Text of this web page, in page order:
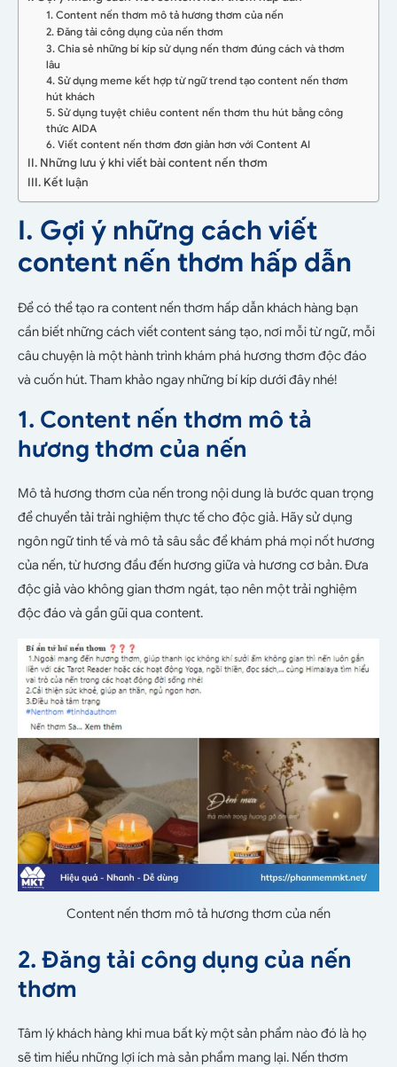
1. Content nến thơm mô tả hương thơm của nến
2. Đăng tải công dụng của nến thơm
3. Chia sẻ những bí kíp sử dụng nến thơm đúng cách và thơm
lâu
4. Sử dụng meme kết hợp từ ngữ trend tạo content nến thơm
hút khách
5. Sử dụng tuyệt chiêu content nến thơm thu hút bằng công
thức AIDA
6. Viết content nến thơm đơn giản hơn với Content AI
II. Những lưu ý khi viết bài content nến thơm
III. Kết luận
I. Gợi ý những cách viết
content nến thơm hấp dẫn
Để có thể tạo ra content nến thơm hấp dẫn khách hàng bạn
cần biết những cách viết content sáng tạo, nơi mỗi từ ngữ, mỗi
câu chuyện là một hành trình khám phá hương thơm độc đáo
và cuốn hút. Tham khảo ngay những bí kíp dưới đây nhé!
1. Content nến thơm mô tả
hương thơm của nến
Mô tả hương thơm của nến trong nội dung là bước quan trọng
để chuyển tải trải nghiệm thực tế cho độc giả. Hãy sử dụng
ngôn ngữ tinh tế và mô tả sâu sắc để khám phá mọi nốt hương
của nến, từ hương đầu đến hương giữa và hương cơ bản. Đưa
độc giả vào không gian thơm ngát, tạo nên một trải nghiệm
độc đáo và gần gũi qua content.
Content nến thơm mô tả hương thơm của nến
2. Đăng tải công dụng của nến
thơm
Tâm lý khách hàng khi mua bất kỳ một sản phẩm nào đó là họ
sẽ tìm hiểu những lợi ích mà sản phẩm mang lại. Nến thơm